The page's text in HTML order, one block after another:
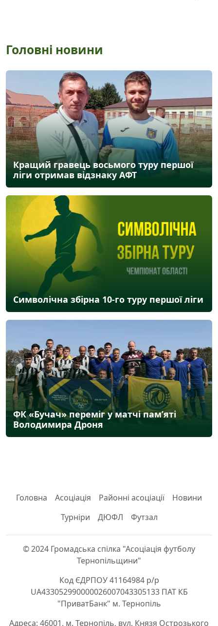
Головні новини
Кращий гравець восьмого туру першої
ліги отримав відзнаку АФТ
Символічна збірна 10-го туру першої ліги
ФК «Бучач» переміг у матчі пам’яті
Володимира Дроня
Головна Асоціація Районні асоціації
Новини
Турніри
ДЮФЛ Футзал
© 2024 Громадська спілка "Асоціація футболу
Тернопільщини"
Код ЄДРПОУ 41164984 р/р
UA433052990000026007043305133 ПАТ КБ
"ПриватБанк" м. Тернопіль
Адреса: 46001, м. Тернопіль, вул. Князя Острозького